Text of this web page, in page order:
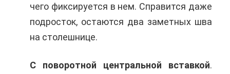
чего фиксируется в нем. Справится даже
подросток, остаются два заметных шва
на столешнице.
С поворотной центральной вставкой.